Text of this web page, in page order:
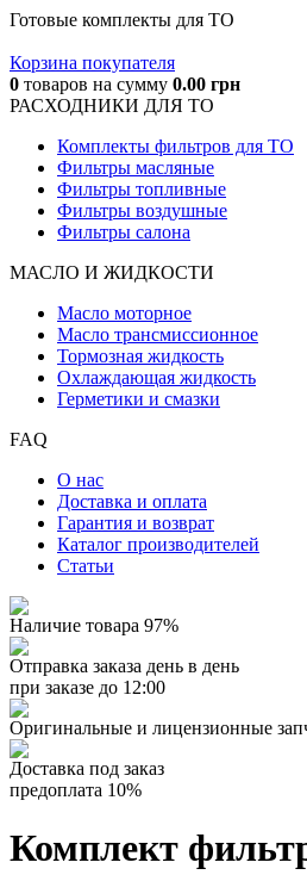
Готовые комплекты для ТО
Корзина покупателя
0 товаров на сумму 0.00 грн
РАСХОДНИКИ ДЛЯ ТО
Комплекты фильтров для ТО
Фильтры масляные
Фильтры топливные
Фильтры воздушные
Фильтры салона
МАСЛО И ЖИДКОCТИ
Масло моторное
Масло трансмиссионное
Тормозная жидкость
Охлаждающая жидкость
Герметики и смазки
FAQ
О нас
Доставка и оплата
Гарантия и возврат
Каталог производителей
Статьи
Наличие товара 97%
Отправка заказа день в день
при заказе до 12:00
Оригинальные и лицензионные
Доставка под заказ
предоплата 10%
Комплект